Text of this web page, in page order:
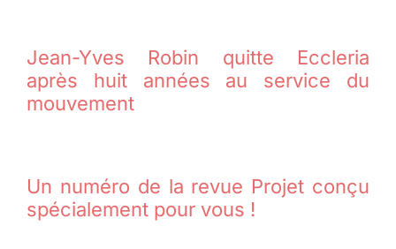
Jean-Yves Robin quitte Eccleria
après huit années au service du
mouvement
Un numéro de la revue Projet conçu
spécialement pour vous !